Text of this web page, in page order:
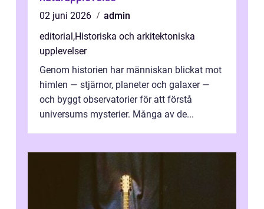
02 juni 2026
admin
editorial,Historiska och arkitektoniska
upplevelser
Genom historien har människan blickat mot
himlen — stjärnor, planeter och galaxer —
och byggt observatorier för att förstå
universums mysterier. Många av de...